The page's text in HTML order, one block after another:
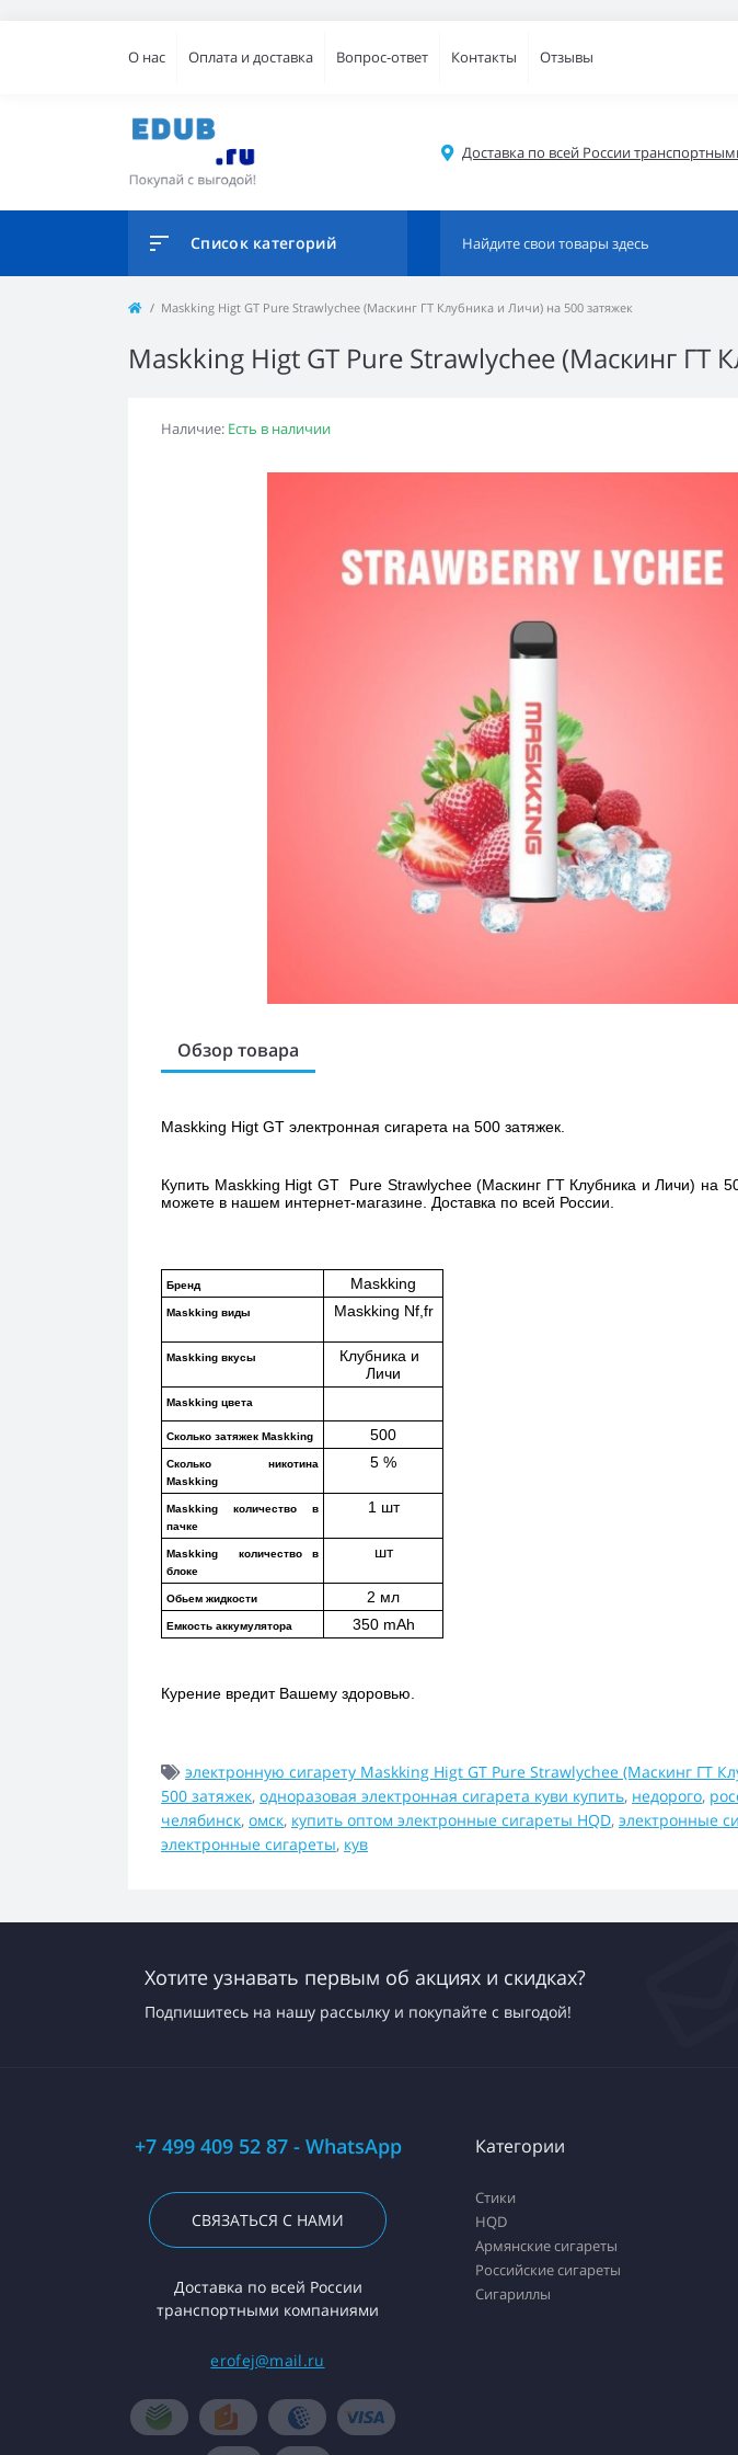
О нас Оплата и доставка Вопрос-ответ Контакты Отзывы
Доставка по всей России
Список категорий
Maskking Higt GT Pure Strawlychee (Маскинг ГТ Клубника и Личи) на 500 затяжек
Maskking Higt GT Pure Strawlychee (Маскинг ГТ
Наличие: Есть в наличии
Обзор товара
Maskking Higt GT электронная сигарета на 500 затяжек.
Купить Maskking Higt GT  Pure Strawlychee (Маскинг ГТ Клубника и Личи) на
можете в нашем интернет-магазине. Доставка по всей России.
Бренд Maskking
Maskking виды Maskking Nf,fr
Maskking вкусы
Клубника и
Личи
Maskking цвета
Сколько затяжек Maskking 500
Сколько никотина
Maskking
5 %
Maskking количество в
пачке
1 шт
Maskking  количество в
блоке
шт
Обьем жидкости 2 мл
Емкость аккумулятора 350 mAh
Курение вредит Вашему здоровью.
электронную сигарету Maskking Higt GT Pure Strawlychee (Маскинг ГТ
500 затяжек, одноразовая электронная сигарета куви купить, недорого,
челябинск, омск, купить оптом электронные сигареты HQD, электронные
электронные сигареты, кув
Хотите узнавать первым об акциях и скидках?
Подпишитесь на нашу рассылку и покупайте с выгодой!
+7 499 409 52 87 - WhatsApp
СВЯЗАТЬСЯ С НАМИ
Доставка по всей России
транспортными компаниями
erofej@mail.ru
Категории
Стики
HQD
Армянские сигареты
Российские сигареты
Сигариллы